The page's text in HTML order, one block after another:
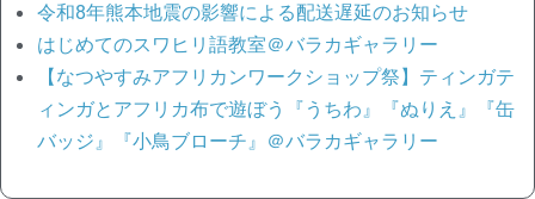
令和8年熊本地震の影響による配送遅延のお知らせ
はじめてのスワヒリ語教室＠バラカギャラリー
【なつやすみアフリカンワークショップ祭】ティンガテ
ィンガとアフリカ布で遊ぼう『うちわ』『ぬりえ』『缶
バッジ』『小鳥ブローチ』＠バラカギャラリー